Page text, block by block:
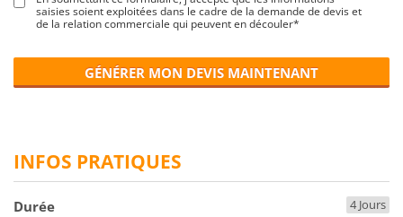
saisies soient exploitées dans le cadre de la demande de devis et
de la relation commerciale qui peuvent en découler*
GÉNÉRER MON DEVIS MAINTENANT
INFOS PRATIQUES
Durée 4 Jours